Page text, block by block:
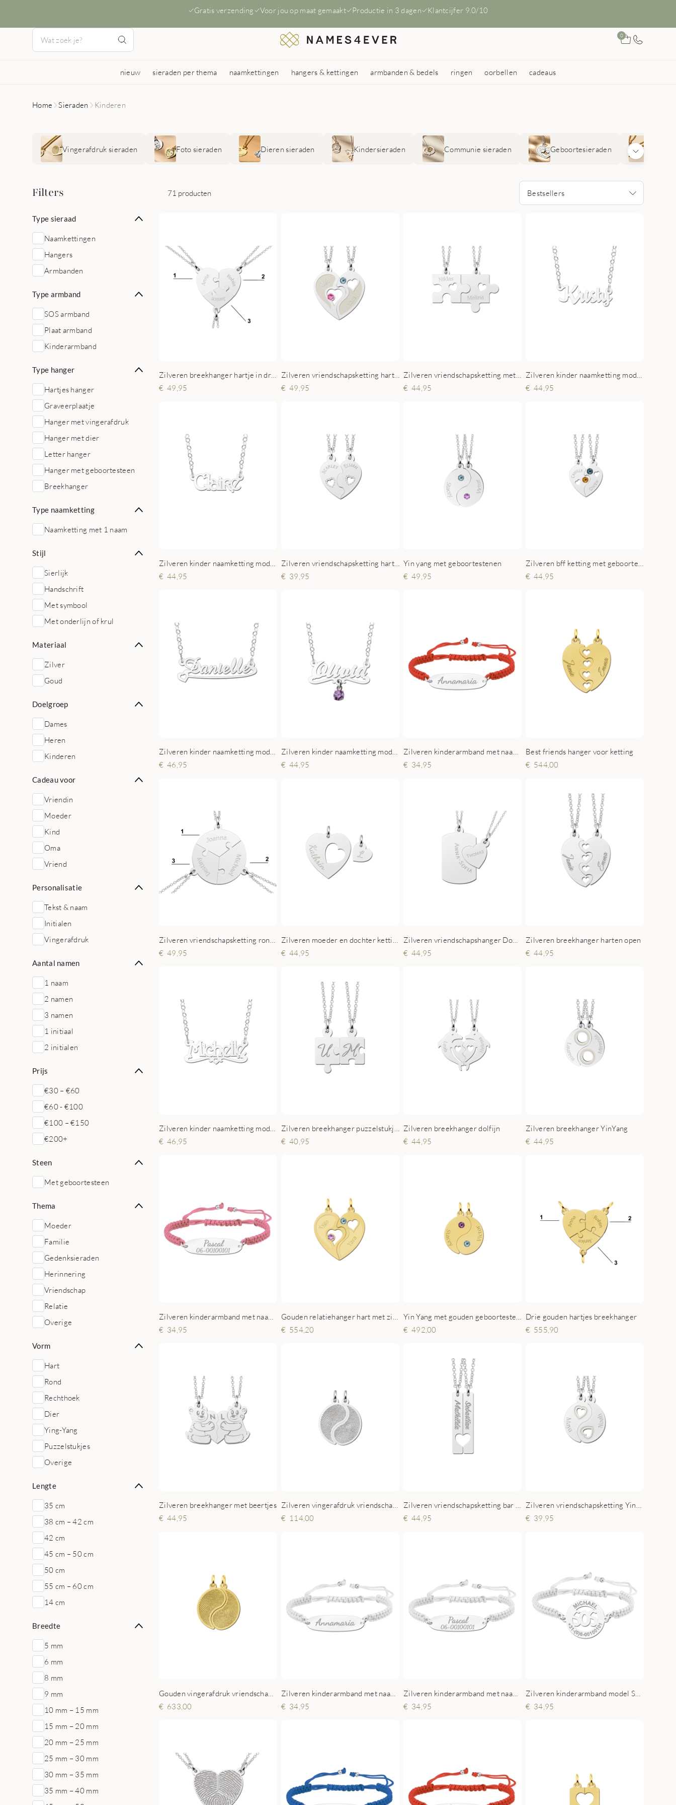
Gratis verzending Voor jou op maat gemaakt Productie in 3 dagen Klantcijfer 9.0/10
0
nieuw sieraden per thema naamkettingen hangers & kettingen armbanden & bedels ringen oorbellen cadeaus
Home Sieraden Kinderen
Vingerafdruk sieraden Foto sieraden Dieren sieraden Kindersieraden Communie sieraden Geboortesieraden
Filters 71 producten Bestsellers
Type sieraad
Naamkettingen
Hangers
Armbanden
Type armband
SOS armband
Plaat armband
Kinderarmband
Type hanger
Hartjes hanger
Graveerplaatje
Hanger met vingerafdruk
Hanger met dier
Letter hanger
Hanger met geboortesteen
Breekhanger
Type naamketting
Naamketting met 1 naam
Stijl
Sierlijk
Handschrift
Met symbool
Met onderlijn of krul
Materiaal
Zilver
Goud
Doelgroep
Dames
Heren
Kinderen
Cadeau voor
Vriendin
Moeder
Kind
Oma
Vriend
Personalisatie
Tekst & naam
Initialen
Vingerafdruk
Aantal namen
1 naam
2 namen
3 namen
1 initiaal
2 initialen
Prijs
€30 – €60
€60 - €100
€100 – €150
€200+
Steen
Met geboortesteen
Thema
Moeder
Familie
Gedenksieraden
Herinnering
Vriendschap
Relatie
Overige
Vorm
Hart
Rond
Rechthoek
Dier
Ying-Yang
Puzzelstukjes
Overige
Lengte
35 cm
38 cm – 42 cm
42 cm
45 cm – 50 cm
50 cm
55 cm – 60 cm
14 cm
Breedte
5 mm
6 mm
8 mm
9 mm
10 mm – 15 mm
15 mm – 20 mm
20 mm – 25 mm
25 mm – 30 mm
30 mm – 35 mm
35 mm – 40 mm
Zilveren breekhanger hartje in drie
49,95
Zilveren vriendschapsketting hart met zirkonia
49,95
44,95
44,95
44,95
Zilveren vriendschapsketting hart met namen
39,95
Yin yang met geboortestenen
49,95
44,95
46,95
44,95
34,95
Best friends hanger voor ketting
544,00
49,95
44,95
44,95
Zilveren breekhanger harten open
44,95
46,95
40,95
Zilveren breekhanger dolfijn
44,95
Zilveren breekhanger YinYang
44,95
34,95
554,20
492,00
Drie gouden hartjes breekhanger
555,90
Zilveren breekhanger met beertjes
44,95
114,00
44,95
39,95
633,00
34,95
34,95
34,95